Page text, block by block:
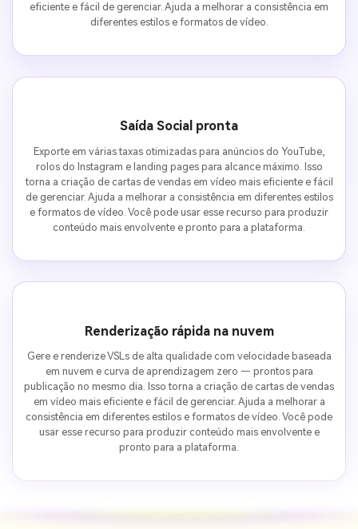
eficiente e fácil de gerenciar. Ajuda a melhorar a consistência em
diferentes estilos e formatos de vídeo.
Saída Social pronta
Exporte em várias taxas otimizadas para anúncios do YouTube,
rolos do Instagram e landing pages para alcance máximo. Isso
torna a criação de cartas de vendas em vídeo mais eficiente e fácil
de gerenciar. Ajuda a melhorar a consistência em diferentes estilos
e formatos de vídeo. Você pode usar esse recurso para produzir
conteúdo mais envolvente e pronto para a plataforma.
Renderização rápida na nuvem
Gere e renderize VSLs de alta qualidade com velocidade baseada
em nuvem e curva de aprendizagem zero — prontos para
publicação no mesmo dia. Isso torna a criação de cartas de vendas
em vídeo mais eficiente e fácil de gerenciar. Ajuda a melhorar a
consistência em diferentes estilos e formatos de vídeo. Você pode
usar esse recurso para produzir conteúdo mais envolvente e
pronto para a plataforma.